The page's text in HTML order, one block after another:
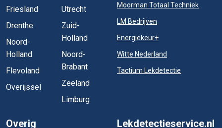
Friesland
Drenthe
Noord-
Holland
Flevoland
Overijssel
Utrecht
Zuid-
Holland
Noord-
Brabant
Zeeland
Limburg
Moorman Totaal Techniek
LM Bedrijven
Energiekeur+
Witte Nederland
Tactium Lekdetectie
Overig Lekdetectieservice.nl